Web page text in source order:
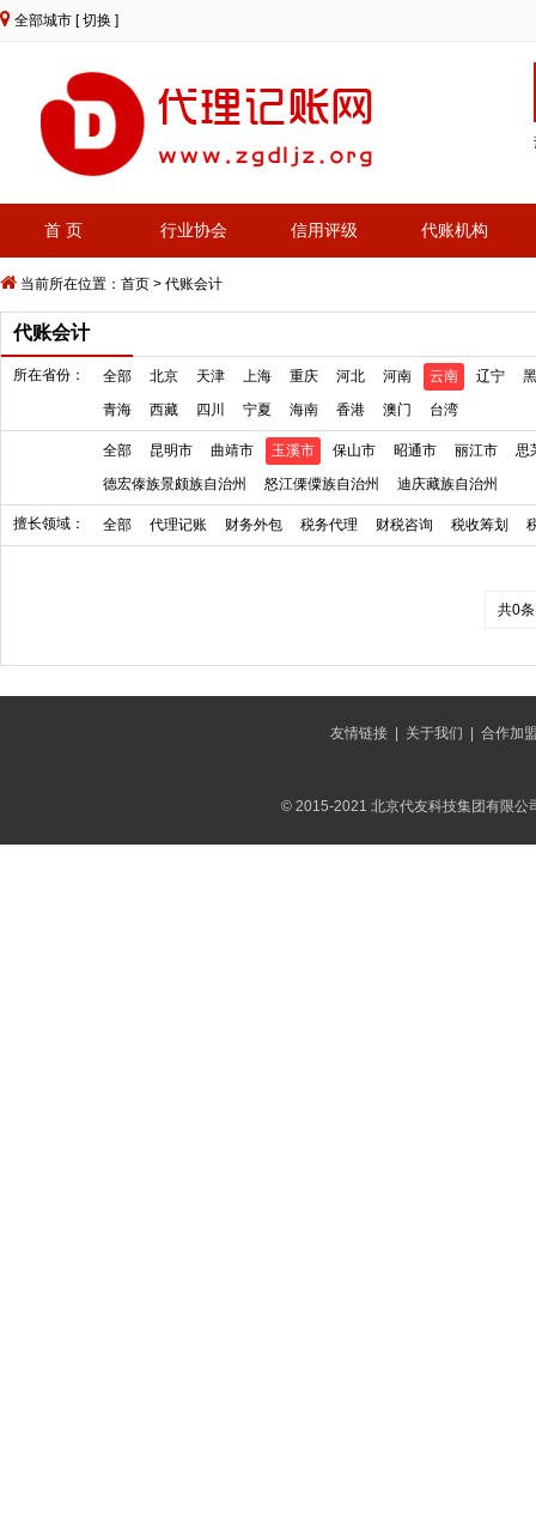
全部城市 [ 切换 ]
首 页 行业协会 信用评级 代账机构
当前所在位置： 首页 > 代账会计
代账会计
所在省份： 全部 北京 天津 上海 重庆 河北 河南 云南 辽宁
青海
西藏 四川 宁夏 海南 香港 澳门 台湾
全部 昆明市 曲靖市 玉溪市 保山市 昭通市 丽江市
思
德宏傣族景颇族自治州
怒江傈僳族自治州 迪庆藏族自治州
擅长领域： 全部 代理记账 财务外包 税务代理 财税咨询 税收筹划
共0条
友情链接| 关于我们 合作加
© 2015-2021 北京代友科技集团有限